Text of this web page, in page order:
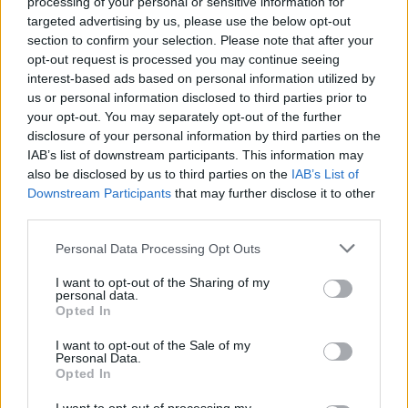
targeted advertising by us, please use the below opt-out
section to confirm your selection. Please note that after your
opt-out request is processed you may continue seeing
interest-based ads based on personal information utilized by
us or personal information disclosed to third parties prior to
your opt-out. You may separately opt-out of the further
disclosure of your personal information by third parties on the
IAB’s list of downstream participants. This information may
also be disclosed by us to third parties on the IAB’s List of
Downstream Participants that may further disclose it to other
Personal Data Processing Opt Outs
I want to opt-out of the Sharing of my
personal data.
Opted In
I want to opt-out of the Sale of my
Personal Data.
Opted In
00:02:08
Aukštaitijos pučiamųjų orkestras Nyderlanduose
apgynė čempionų vardą
Žinios | Lietuvos diena
Visi įrašai
Žiūrimiausi įrašai
00:00:30
Vaizdai iš tragiškos avarijos Vilniaus r.: dviejų moterų ir
vaiko gyvybių išgelbėti nepavyko
Žinios | Lietuvos diena
00:00:57